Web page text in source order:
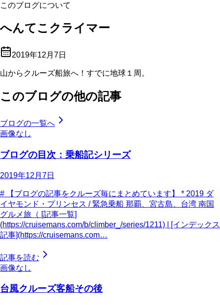
このブログについて
へんてこクライマー
2019年12月7日
山からクルーズ船旅へ！すでに地球１周。
このブログの他の記事
ブログの一覧へ
画像なし
ブログの目次：乗船記シリーズ
2019年12月7日
# 【ブログの記事をクルーズ毎にまとめています】 * 2019 ダ
イヤモンド・プリンセス / 緊急乗船 那覇、宮古島、台湾 南国
グルメ旅（ [記事一覧]
(https://cruisemans.com/b/climber_/series/1211) | [インデックス
記事](https://cruisemans.com…
記事を読む
画像なし
台風クルーズ客船その後